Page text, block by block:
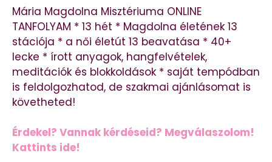
Mária Magdolna Misztériuma ONLINE
TANFOLYAM * 13 hét * Magdolna életének 13
stációja * a női életút 13 beavatása * 40+
lecke * írott anyagok, hangfelvételek,
meditációk és blokkoldások * saját tempódban
is feldolgozhatod, de szakmai ajánlásomat is
követheted!
Érdekel? Vannak kérdéseid? Megválaszolom!
Kattints ide!